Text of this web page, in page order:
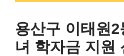
용산구 이태원
녀 학자금 지원